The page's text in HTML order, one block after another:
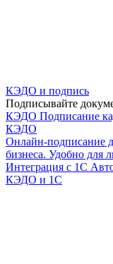
КЭДО и подпись
Подписывайте
КЭДО Подписание
КЭДО
Онлайн-подписание
бизнеса. Удобно для
Интеграция с 1С
КЭДО и 1С